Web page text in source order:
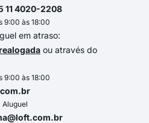
11 4020-2208
9:00 às 18:00
em atraso:
ou através do
9:00 às 18:00
Aluguel